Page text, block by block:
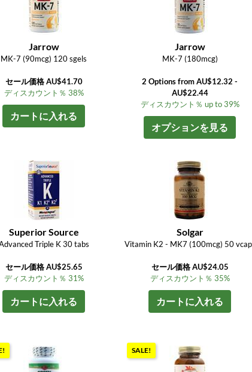
Jarrow
MK-7 (90mcg) 120 sgels
セール価格 AU$41.70
ディスカウント％ 38%
カートに入れる
Jarrow
MK-7 (180mcg)
2 Options from AU$12.32 -
AU$22.44
ディスカウント％ up to 39%
オプションを見る
Superior Source
Triple K 30 tabs
セール価格 AU$25.65
ディスカウント％ 31%
カートに入れる
Solgar
Vitamin K2 - MK7 (100mcg) 50
セール価格 AU$24.05
ディスカウント％ 35%
カートに入れる
SALE!